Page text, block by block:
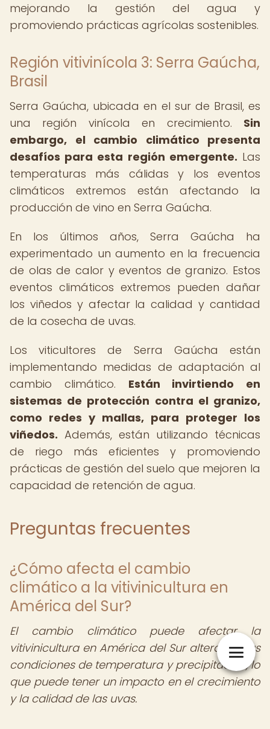
mejorando la gestión del agua y
promoviendo prácticas agrícolas sostenibles.
Región vitivinícola 3: Serra Gaúcha,
Brasil
Serra Gaúcha, ubicada en el sur de Brasil, es
una región vinícola en crecimiento. Sin
embargo, el cambio climático presenta
desafíos para esta región emergente. Las
temperaturas más cálidas y los eventos
climáticos extremos están afectando la
producción de vino en Serra Gaúcha.
En los últimos años, Serra Gaúcha ha
experimentado un aumento en la frecuencia
de olas de calor y eventos de granizo. Estos
eventos climáticos extremos pueden dañar
los viñedos y afectar la calidad y cantidad
de la cosecha de uvas.
Los viticultores de Serra Gaúcha están
implementando medidas de adaptación al
cambio climático. Están invirtiendo en
sistemas de protección contra el granizo,
como redes y mallas, para proteger los
viñedos. Además, están utilizando técnicas
de riego más eficientes y promoviendo
prácticas de gestión del suelo que mejoren la
capacidad de retención de agua.
Preguntas frecuentes
¿Cómo afecta el cambio
climático a la vitivinicultura en
América del Sur?
El cambio climático puede afectar la
vitivinicultura en América del Sur alterando las
condiciones de temperatura y precipitación, lo
que puede tener un impacto en el crecimiento
y la calidad de las uvas.